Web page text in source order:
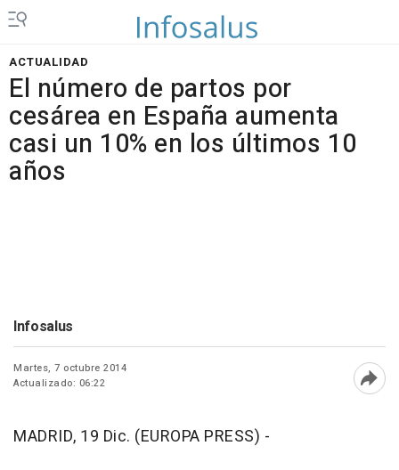
ACTUALIDAD
El número de partos por
cesárea en España aumenta
casi un 10% en los últimos 10
años
Infosalus
Martes, 7 octubre 2014
Actualizado: 06:22
MADRID, 19 Dic. (EUROPA PRESS) -